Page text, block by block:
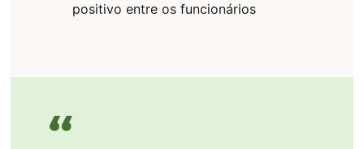
positivo entre os funcionários